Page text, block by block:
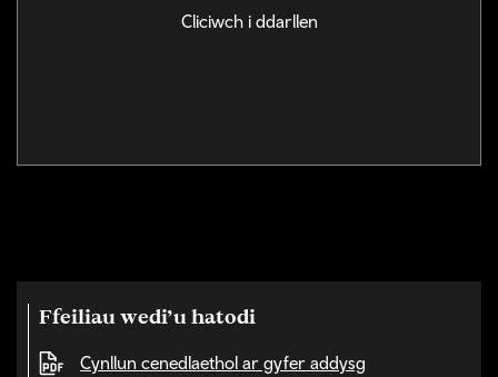
Cliciwch i ddarllen
Ffeiliau wedi’u hatodi
Cynllun cenedlaethol ar gyfer addysg